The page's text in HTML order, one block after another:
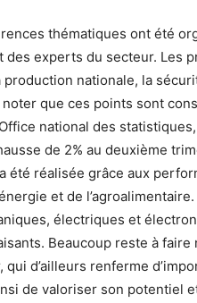
thématiques ont été
des experts du secteur. Les
nationale, la
que ces points sont
national des
de 2% au deuxième
été réalisée grâce aux
et de
électriques et
Beaucoup reste à faire
d’ailleurs renferme
de valoriser son potentiel